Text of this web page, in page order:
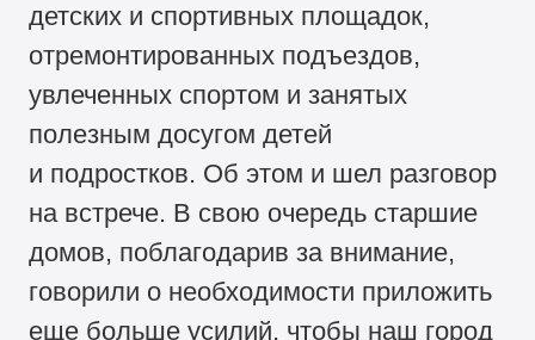
детских и спортивных площадок,
отремонтированных подъездов,
увлеченных спортом и занятых
полезным досугом детей
и подростков. Об этом и шел разговор
на встрече. В свою очередь старшие
домов, поблагодарив за внимание,
говорили о необходимости приложить
еще больше усилий, чтобы наш город